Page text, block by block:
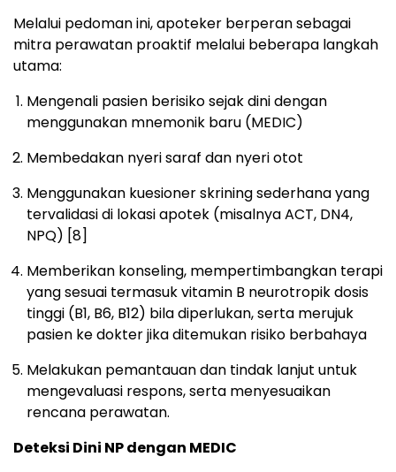
Melalui pedoman ini, apoteker berperan sebagai
mitra perawatan proaktif melalui beberapa langkah
utama:
Mengenali pasien berisiko sejak dini dengan
menggunakan mnemonik baru (MEDIC)
Membedakan nyeri saraf dan nyeri otot
Menggunakan kuesioner skrining sederhana yang
tervalidasi di lokasi apotek (misalnya ACT, DN4,
NPQ) [8]
Memberikan konseling, mempertimbangkan terapi
yang sesuai termasuk vitamin B neurotropik dosis
tinggi (B1, B6, B12) bila diperlukan, serta merujuk
pasien ke dokter jika ditemukan risiko berbahaya
Melakukan pemantauan dan tindak lanjut untuk
mengevaluasi respons, serta menyesuaikan
rencana perawatan.
Deteksi Dini NP dengan MEDIC